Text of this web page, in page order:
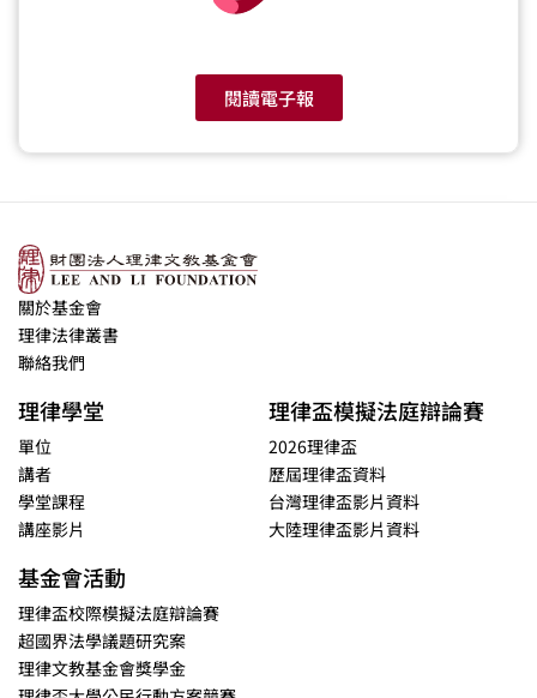
閱讀電子報
關於基金會
理律法律叢書
聯絡我們
理律學堂
單位
講者
學堂課程
講座影片
理律盃模擬法庭辯論賽
2026理律盃
歷屆理律盃資料
台灣理律盃影片資料
大陸理律盃影片資料
基金會活動
理律盃校際模擬法庭辯論賽
超國界法學議題研究案
理律文教基金會獎學金